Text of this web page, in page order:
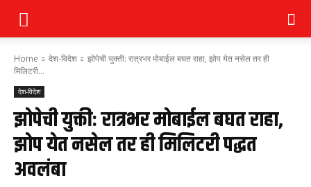
Home देश-विदेश
झोपेची युक्ती: रात्रभर मोबाईल बघत राहा, झोप येत नसेल तर ही
मिलिटरी...
देश-विदेश
झोपेची युक्ती: रात्रभर मोबाईल बघत राहा,
झोप येत नसेल तर ही मिलिटरी पद्धत
अवलंबा